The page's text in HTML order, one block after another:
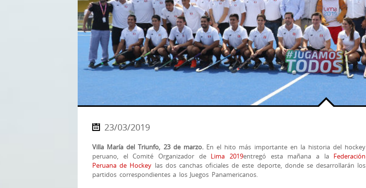
23/03/2019
Villa María del Triunfo, 23 de marzo.En el hito más importante en la historia del hockey
peruano, el Comité Organizador de Lima 2019entregó esta mañana a la Federación
Peruana de Hockey las dos canchas oficiales de este deporte, donde se desarrollarán los
partidos correspondientes a los Juegos Panamericanos.